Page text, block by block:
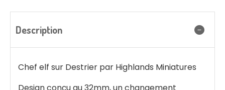
Description
Chef elf sur Destrier par Highlands Miniatures